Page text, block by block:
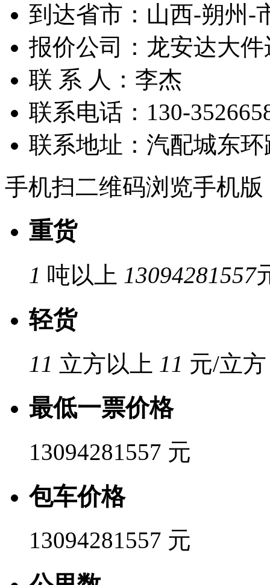
到达省市： 山西-朔州-
报价公司： 龙安达大
联 系 人： 李杰
联系电话： 130-
联系地址： 汽配城东环
手机扫二维码浏览手机版
重货
1 吨以上 13094281557
轻货
11 立方以上 11 元/立方
最低一票价格
13094281557 元
包车价格
13094281557 元